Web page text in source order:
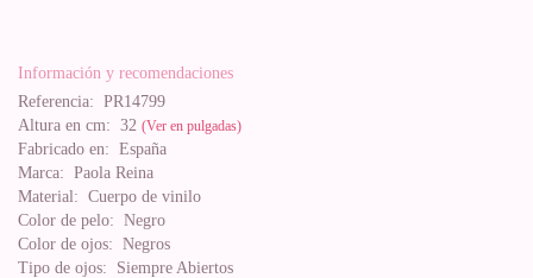
Información y recomendaciones
Referencia: PR14799
Altura en cm: 32 (Ver en pulgadas)
Fabricado en: España
Marca: Paola Reina
Material: Cuerpo de vinilo
Color de pelo: Negro
Color de ojos: Negros
Tipo de ojos: Siempre Abiertos